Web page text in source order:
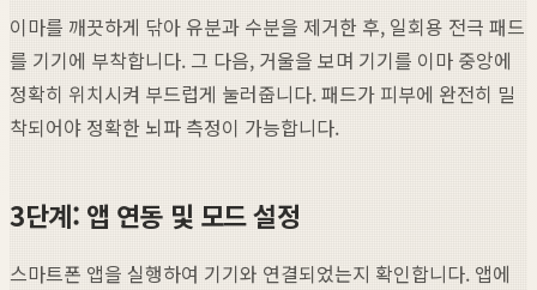
이마를 깨끗하게 닦아 유분과 수분을 제거한 후, 일회용 전극 패드
를 기기에 부착합니다. 그 다음, 거울을 보며 기기를 이마 중앙에
정확히 위치시켜 부드럽게 눌러줍니다. 패드가 피부에 완전히 밀
착되어야 정확한 뇌파 측정이 가능합니다.
3단계: 앱 연동 및 모드 설정
스마트폰 앱을 실행하여 기기와 연결되었는지 확인합니다. 앱에